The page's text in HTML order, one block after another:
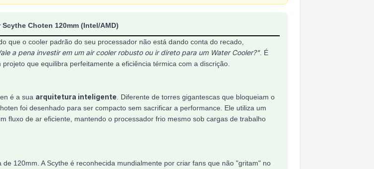
Scythe Choten 120mm, Intel-AMD
Choten 120mm (Intel/AMD)
que o cooler padrão do seu processador não está dando conta do recado,
a pena investir em um air cooler robusto ou ir direto para um Water Cooler?". É
projeto que equilibra perfeitamente a eficiência térmica com a discrição.
é a sua arquitetura inteligente . Diferente de torres gigantescas que bloqueiam o
foi desenhado para ser compacto sem sacrificar a performance. Ele utiliza um
fluxo de ar eficiente, mantendo o processador frio mesmo sob cargas de trabalho
120mm. A Scythe é reconhecida mundialmente por criar fans que não "gritam" no